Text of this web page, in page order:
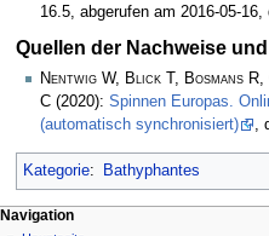
16.5, abgerufen am 2016-05-16,
Quellen der Nachweise
Nentwig W, Blick T, Bosmans
C (2020): Spinnen Europas.
(automatisch synchronisiert)
,
Kategorie: Bathyphantes
Navigation